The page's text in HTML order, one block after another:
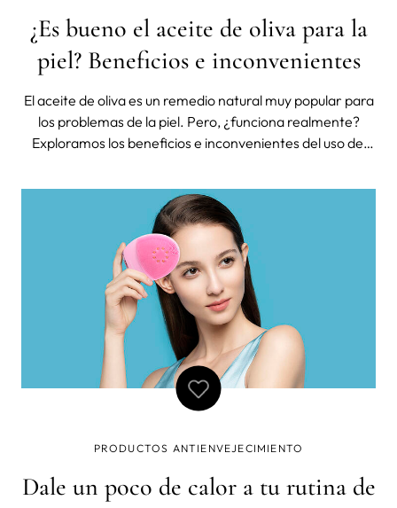
¿Es bueno el aceite de oliva para la
piel? Beneficios e inconvenientes
El aceite de oliva es un remedio natural muy popular para
los problemas de la piel. Pero, ¿funciona realmente?
Exploramos los beneficios e inconvenientes del uso del
mayores, la piel de cada persona es diferente, así que
asegúrate de consult
PRODUCTOS ANTIENVEJECIMIENTO
Dale un poco de calor a tu rutina de